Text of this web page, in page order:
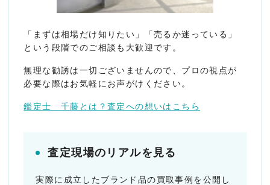
「まずは相場だけ知りたい」「売るか迷っている」
という段階でのご相談も大歓迎です。
無理な勧誘は一切ございませんので、プロの視点が
必要な際はお気軽にお声がけください。
鑑定士 千藤とは？査定への想いはこちら
査定現場のリアルを見る
実際に成立したブランド品の買取事例を公開し